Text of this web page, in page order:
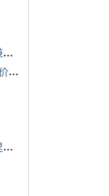
*
投入了很多精力经营的一段感情，被女方评价说在向下兼容我，感觉有点破防
*
想请教有经验的蛋友，想给媳妇7夕买个跳蛋，有没有性价比高的推荐
*
有啥搞钱的路子吗，开源节流都行，主要是开源，刑法里的咱不做